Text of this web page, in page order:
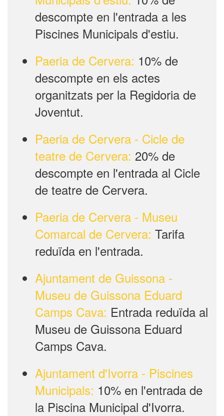
descompte en l'entrada a les
Piscines Municipals d'estiu.
Paeria de Cervera: 10% de
descompte en els actes
organitzats per la Regidoria de
Joventut.
Paeria de Cervera - Cicle de
teatre de Cervera: 20% de
descompte en l'entrada al Cicle
de teatre de Cervera.
Paeria de Cervera - Museu
Comarcal de Cervera: Tarifa
reduïda en l'entrada.
Ajuntament de Guissona -
Museu de Guissona Eduard
Camps Cava: Entrada reduïda al
Museu de Guissona Eduard
Camps Cava.
Ajuntament d'Ivorra - Piscines
Municipals: 10% en l'entrada de
la Piscina Municipal d'Ivorra.